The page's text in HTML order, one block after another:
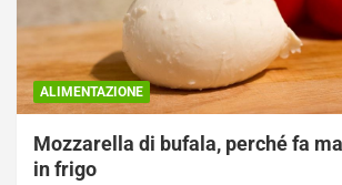
ALIMENTAZIONE
Mozzarella di bufala, perché fa
in frigo